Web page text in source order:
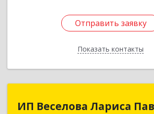
Отправить заявку
Показать контакты
Отправить заявку
Назад
ИП Веселова Лариса